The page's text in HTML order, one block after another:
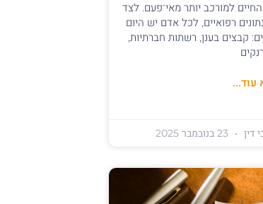
למורכב יותר מאי־פעם. לצד
רפואיים, לכל אדם יש היום
קבצים בענן, רשתות חברתיות,
עוד...
דין